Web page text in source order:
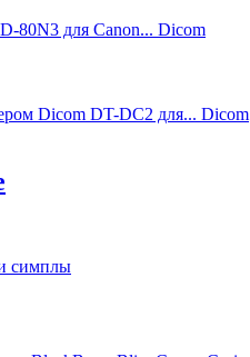
80N3 для Canon... Dicom
Dicom DT-DC2 для... Dicom
симплы